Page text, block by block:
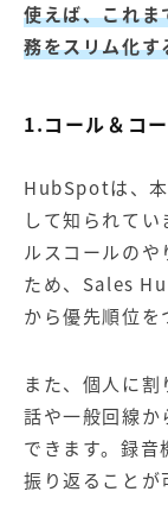
使えば、これ
務をスリム化
1.コール＆コ
HubSpotは、
して知られて
ルスコールの
ため、Sales
から優先順位を
また、個人に
話や一般回線
できます。録音
振り返ることが